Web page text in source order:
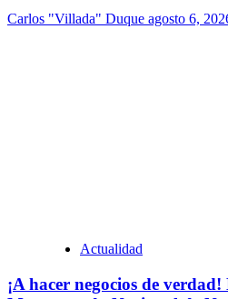
Carlos "Villada" Duque agosto 6,
Actualidad
¡A hacer negocios de